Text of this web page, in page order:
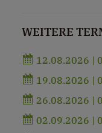
WEITERE
12.08.2026 |
19.08.2026 |
26.08.2026 |
02.09.2026 |